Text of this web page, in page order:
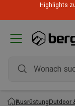
Highlights
AusrüstungOutdoor